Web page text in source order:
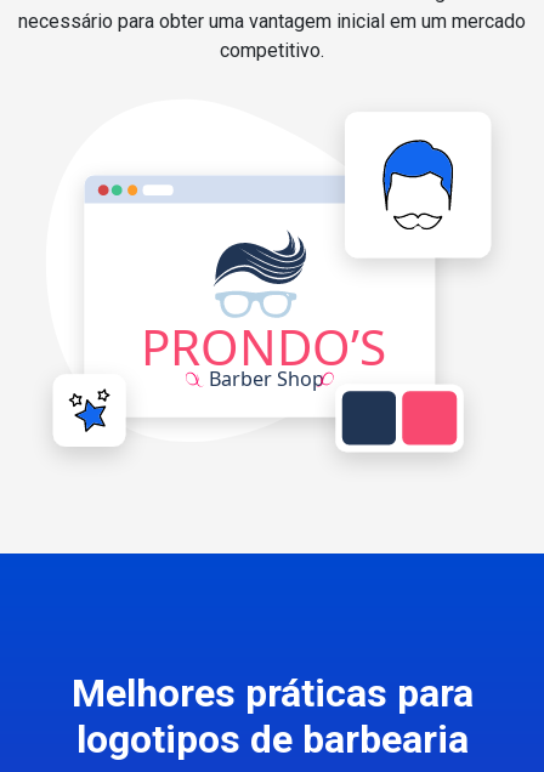
necessário para obter uma vantagem inicial em um mercado
competitivo.
Melhores práticas para
logotipos de barbearia